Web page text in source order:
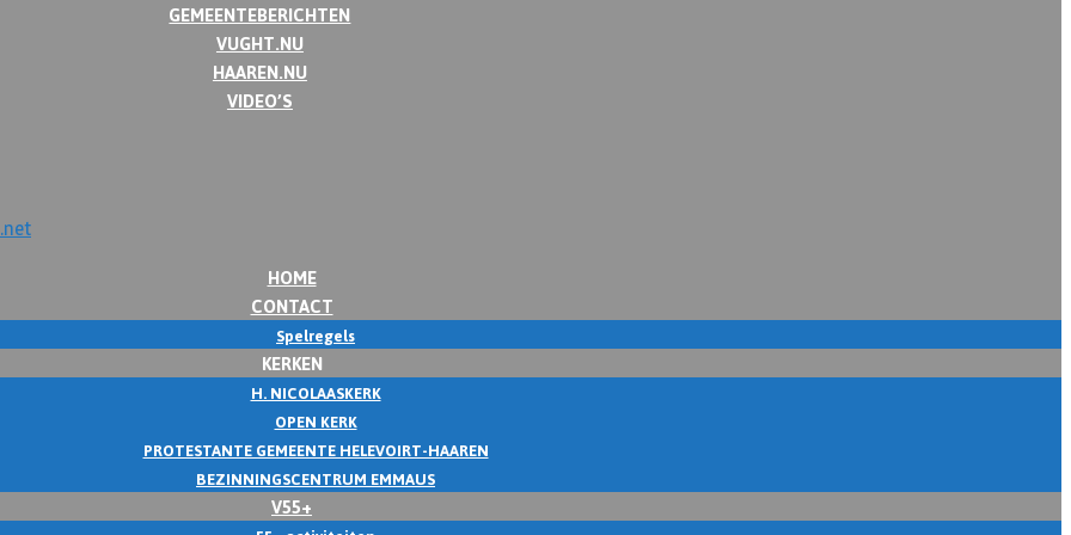
GEMEENTEBERICHTEN
VUGHT.NU
HAAREN.NU
VIDEO’S
HOME
CONTACT
Spelregels
KERKEN
H. NICOLAASKERK
OPEN KERK
PROTESTANTE GEMEENTE HELEVOIRT-HAAREN
BEZINNINGSCENTRUM EMMAUS
V55+